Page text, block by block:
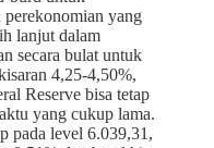
perekonomian yang
lanjut dalam
secara bulat untuk
4,25-4,50%,
Reserve bisa tetap
yang cukup lama.
pada level 6.039,31,